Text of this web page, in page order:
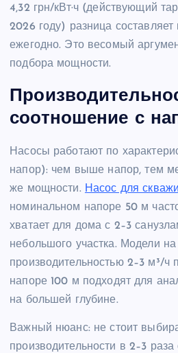
4,32 грн/кВт·ч (действующий
2026 году) разница составляет
ежегодно. Это весомый
подбора мощности.
соотношение с
Насосы работают по
напор): чем выше напор, тем
же мощности. Насос для
номинальном напоре 50 м
хватает для дома с 2–3
небольшого участка. Модели
производительностью 2–3 м³/ч
напоре 100 м подходят для
на большей глубине.
Важный нюанс: не стоит
производительности в 2–3 раза